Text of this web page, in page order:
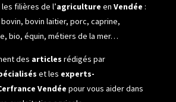
filières de l’agriculture en Vendée :
bovin laitier, porc, caprine,
bio, équin, métiers de la mer…
des articles rédigés par
et les experts-
Vendée pour vous aider dans